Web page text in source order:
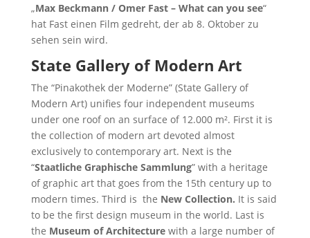
„Max Beckmann / Omer Fast – What can you see“
hat Fast einen Film gedreht, der ab 8. Oktober zu
sehen sein wird.
State Gallery of Modern Art
The “Pinakothek der Moderne” (State Gallery of
Modern Art) unifies four independent museums
under one roof on an surface of 12.000 m². First it is
the collection of modern art devoted almost
exclusively to contemporary art. Next is the
“Staatliche Graphische Sammlung” with a heritage
of graphic art that goes from the 15th century up to
modern times. Third is the New Collection. It is said
to be the first design museum in the world. Last is
the Museum of Architecture with a large number of